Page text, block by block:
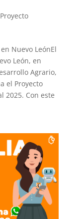
Proyecto
Nuevo LeónEl
León, en
Agrario,
el Proyecto
2025. Con este